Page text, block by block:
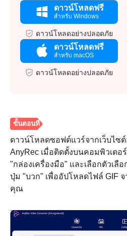
ดาวน์โหลดฟรี
สำหรับ Windows
ดาวน์โหลดอย่างปลอดภัย
ดาวน์โหลดฟรี
สำหรับ macOS
ดาวน์โหลดอย่างปลอดภัย
ดาวน์โหลดซอฟต์แวร์จากเว็บไซ
AnyRec เมื่อติดตั้งบนคอมพิวเต
"กล่องเครื่องมือ" และเลือกตัวเลื
ปุ่ม "บวก" เพื่ออัปโหลดไฟล์ GIF
คุณ